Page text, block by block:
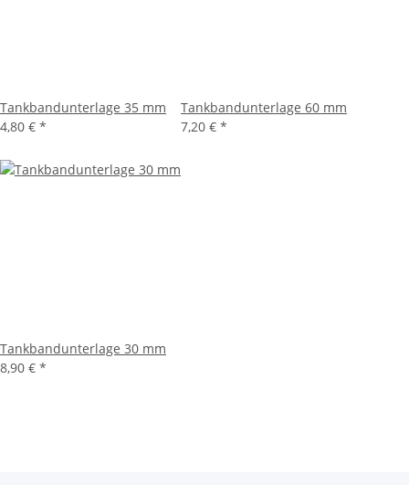
Tankbandunterlage 35 mm
4,80 € *
Tankbandunterlage 60 mm
7,20 € *
Tankbandunterlage 30 mm
8,90 € *